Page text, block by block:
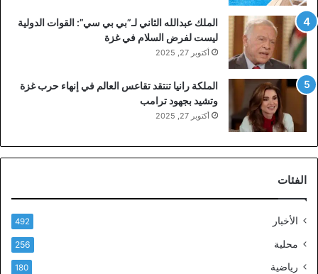
الملك عبدالله الثاني لـ”بي بي سي”: القوات الدولية
ليست لفرض السلام في غزة
أكتوبر 27, 2025
الملكة رانيا تنتقد تقاعس العالم في إنهاء حرب غزة
وتشيد بجهود ترامب
أكتوبر 27, 2025
الفئات
الأخبار 492
محلية 256
رياضية 180